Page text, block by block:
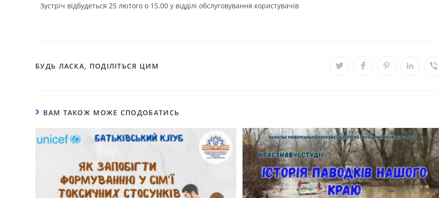
Зустріч відбудеться 25 лютого о 15.00 у відділі обслуговування користувачів
БУДЬ ЛАСКА, ПОДІЛІТЬСЯ ЦИМ
ВАМ ТАКОЖ МОЖЕ СПОДОБАТИСЬ